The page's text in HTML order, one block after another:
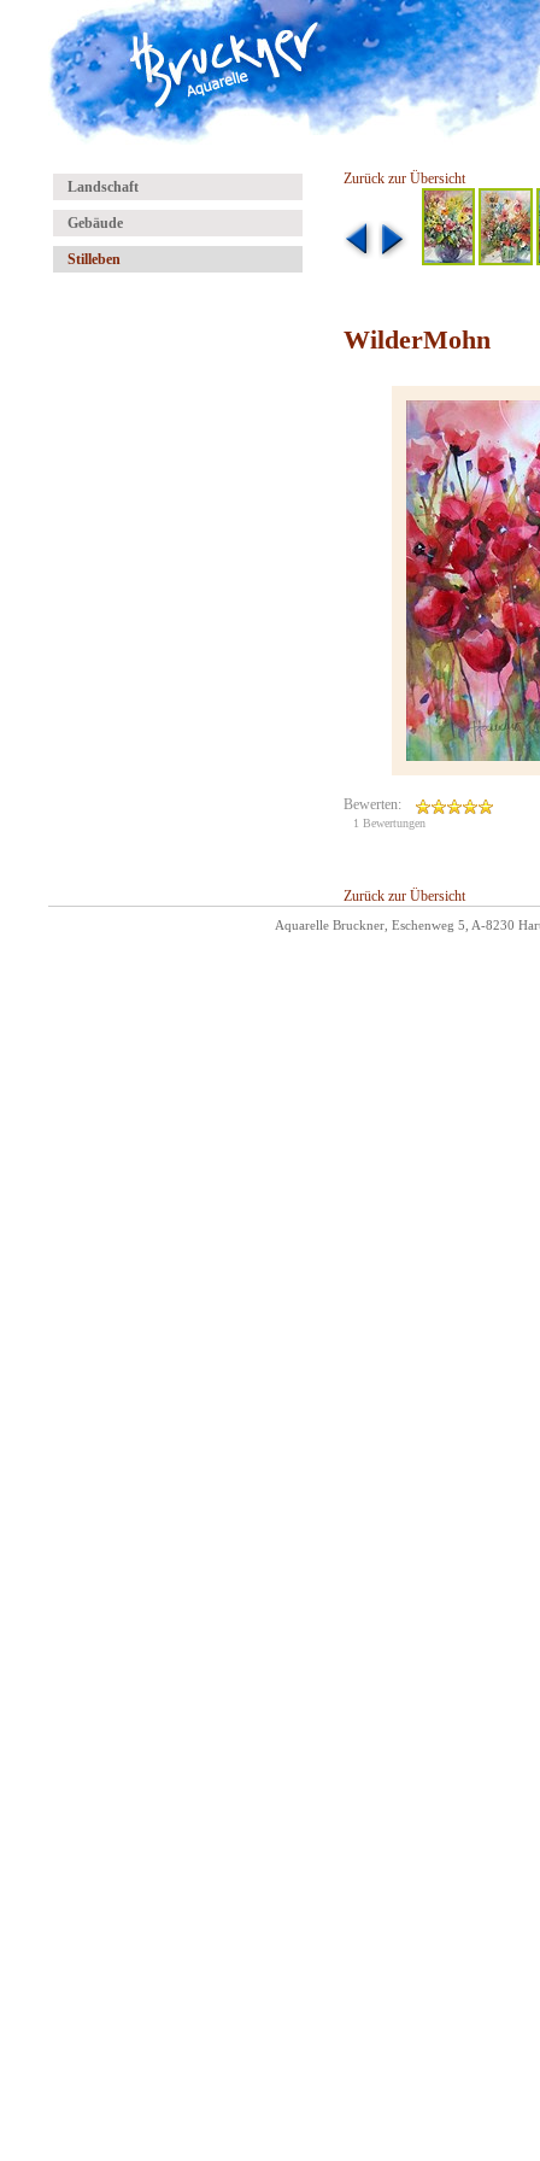
Landschaft
Gebäude
Stilleben
Zurück zur Übersicht
WilderMohn
Bewerten:
1 Bewertungen
Zurück zur Übersicht
Aquarelle Bruckner, Eschenweg 5, A-8230